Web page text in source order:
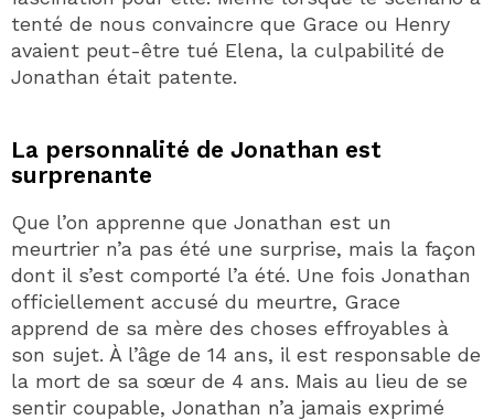
tenté de nous convaincre que Grace ou Henry
avaient peut-être tué Elena, la culpabilité de
Jonathan était patente.
La personnalité de Jonathan est
surprenante
Que l’on apprenne que Jonathan est un
meurtrier n’a pas été une surprise, mais la façon
dont il s’est comporté l’a été. Une fois Jonathan
officiellement accusé du meurtre, Grace
apprend de sa mère des choses effroyables à
son sujet. À l’âge de 14 ans, il est responsable de
la mort de sa sœur de 4 ans. Mais au lieu de se
sentir coupable, Jonathan n’a jamais exprimé